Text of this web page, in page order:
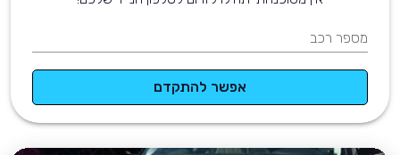
מספר רכב
אפשר להתקדם